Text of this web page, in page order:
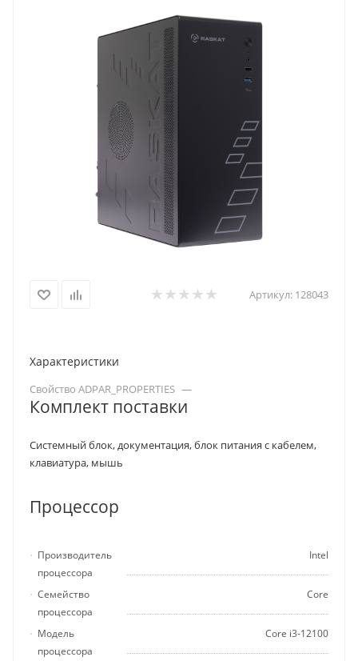
Артикул: 128043
Характеристики
Свойство ADPAR_PROPERTIES —
Комплект поставки
Системный блок, документация, блок питания с кабелем,
клавиатура, мышь
Процессор
Производитель
процессора
Intel
Семейство
процессора
Core
Модель
процессора
Core i3-12100